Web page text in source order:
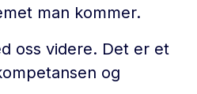
man kommer.
oss videre. Det er et
og